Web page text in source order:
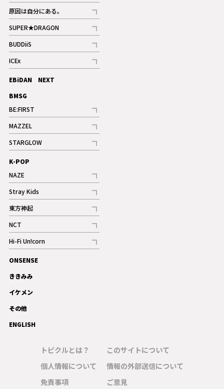
記事
原因は自分にある。
記事
SUPER★DRAGON
記事
BUDDiiS
記事
ICEx
記事
EBiDAN NEXT
BMSG
BE:FIRST
記事
ギャラリー
MAZZEL
記事
ギャラリー
STARGLOW
記事
K-POP
NAZE
記事
Stray Kids
記事
東方神起
記事
NCT
記事
Hi-Fi Un!corn
記事
ギャラリー
ONSENSE
ききみみ
イケメン
その他
ENGLISH
トピクルとは？
個人情報について
免責事項
このサイトについて
情報の外部送信について
ご意見